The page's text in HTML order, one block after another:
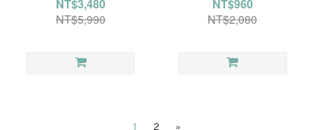
NT$3,480
NT$5,990
NT$960
NT$2,080
1 2 »